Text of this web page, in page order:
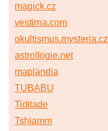
magick.cz
vestirna.com
okultismus.mysteria.cz
astrollogie.net
maplandia
TUBABU
Tiditade
Tshjamm